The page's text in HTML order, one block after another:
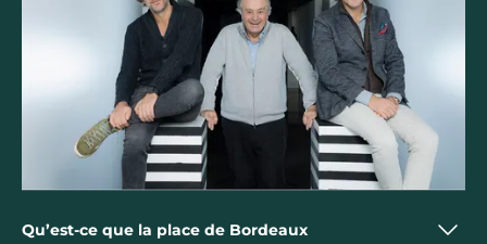
Qu’est-ce que la place de Bordeaux